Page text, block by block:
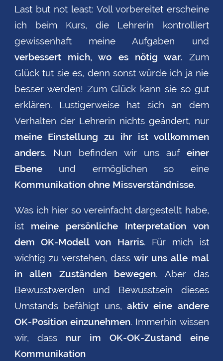
Last but not least: Voll vorbereitet erscheine
ich beim Kurs, die Lehrerin kontrolliert
gewissenhaft meine Aufgaben und
verbessert mich, wo es nötig war. Zum
Glück tut sie es, denn sonst würde ich ja nie
besser werden! Zum Glück kann sie so gut
erklären. Lustigerweisehat sich an dem
Verhalten der Lehrerin nichts geändert, nur
meine Einstellung zu ihr ist vollkommen
anders. Nun befinden wir uns auf einer
Ebeneund ermöglichen so eine
Kommunikation ohne Missverständnisse.
Was ich hier so vereinfacht dargestellt habe,
ist meine persönliche Interpretation von
dem OK-Modell von Harris. Für mich ist
wichtig zu verstehen, dass wir uns alle mal
in allen Zuständen bewegen. Aber das
Bewusstwerden und Bewusstsein dieses
Umstands befähigt uns,aktiv eine andere
OK-Positioneinzunehmen. Immerhin wissen
wir, dass nur im OK-OK-Zustand eine
Kommunikation